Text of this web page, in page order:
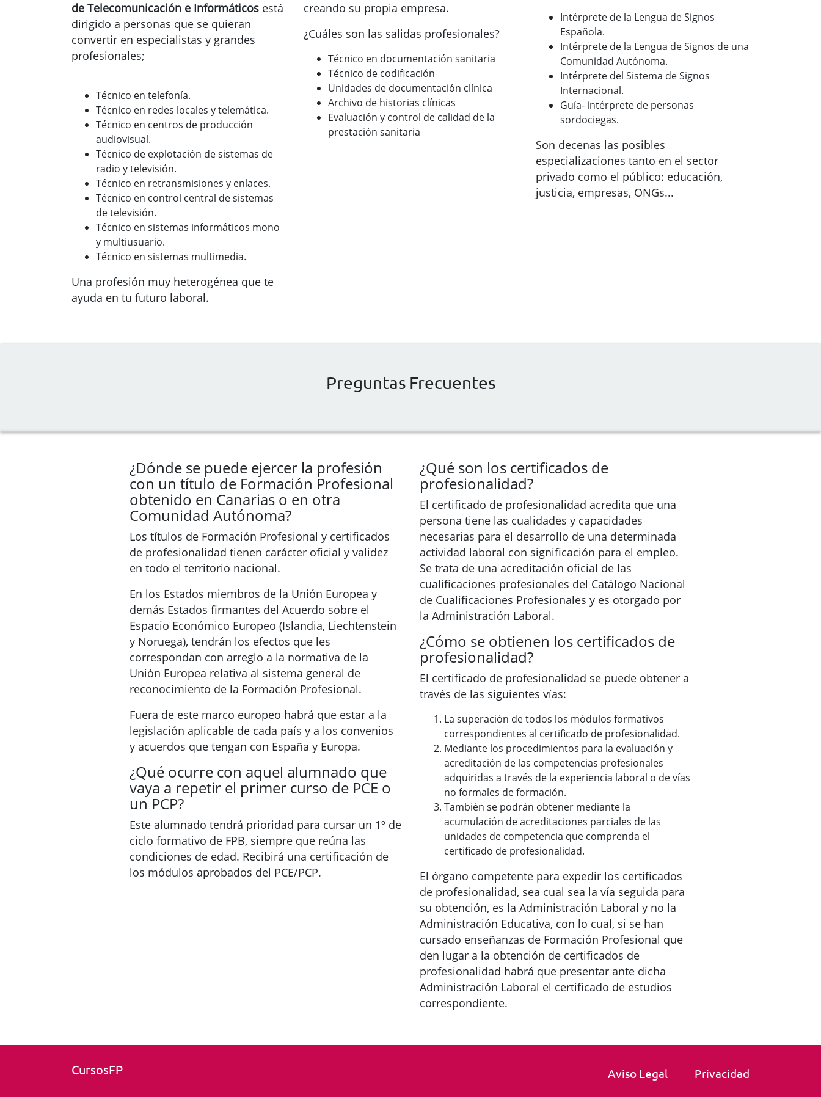
de Telecomunicación e Informáticos está
dirigido a personas que se quieran
convertir en especialistas y grandes
profesionales;
Técnico en telefonía.
Técnico en redes locales y telemática.
Técnico en centros de producción
audiovisual.
Técnico de explotación de sistemas de
radio y televisión.
Técnico en retransmisiones y enlaces.
Técnico en control central de sistemas
de televisión.
Técnico en sistemas informáticos mono
y multiusuario.
Técnico en sistemas multimedia.
Una profesión muy heterogénea que te
ayuda en tu futuro laboral.
creando su propia empresa.
¿Cuáles son las salidas profesionales?
Técnico en documentación sanitaria
Técnico de codificación
Unidades de documentación clínica
Archivo de historias clínicas
Evaluación y control de calidad de la
prestación sanitaria
Intérprete de la Lengua de Signos
Española.
Intérprete de la Lengua de Signos de una
Comunidad Autónoma.
Intérprete del Sistema de Signos
Internacional.
Guía- intérprete de personas
sordociegas.
Son decenas las posibles
especializaciones tanto en el sector
privado como el público: educación,
justicia, empresas, ONGs...
Preguntas Frecuentes
¿Dónde se puede ejercer la profesión
con un título de Formación Profesional
obtenido en Canarias o en otra
Comunidad Autónoma?
Los títulos de Formación Profesional y certificados
de profesionalidad tienen carácter oficial y validez
en todo el territorio nacional.
En los Estados miembros de la Unión Europea y
demás Estados firmantes del Acuerdo sobre el
Espacio Económico Europeo (Islandia, Liechtenstein
y Noruega), tendrán los efectos que les
correspondan con arreglo a la normativa de la
Unión Europea relativa al sistema general de
reconocimiento de la Formación Profesional.
Fuera de este marco europeo habrá que estar a la
legislación aplicable de cada país y a los convenios
y acuerdos que tengan con España y Europa.
¿Qué ocurre con aquel alumnado que
vaya a repetir el primer curso de PCE o
un PCP?
Este alumnado tendrá prioridad para cursar un 1º de
ciclo formativo de FPB, siempre que reúna las
condiciones de edad. Recibirá una certificación de
los módulos aprobados del PCE/PCP.
¿Qué son los certificados de
profesionalidad?
El certificado de profesionalidad acredita que una
persona tiene las cualidades y capacidades
necesarias para el desarrollo de una determinada
actividad laboral con significación para el empleo.
Se trata de una acreditación oficial de las
cualificaciones profesionales del Catálogo Nacional
de Cualificaciones Profesionales y es otorgado por
la Administración Laboral.
¿Cómo se obtienen los certificados de
profesionalidad?
El certificado de profesionalidad se puede obtener a
través de las siguientes vías:
La superación de todos los módulos formativos
correspondientes al certificado de profesionalidad.
Mediante los procedimientos para la evaluación y
acreditación de las competencias profesionales
adquiridas a través de la experiencia laboral o de vías
no formales de formación.
También se podrán obtener mediante la
acumulación de acreditaciones parciales de las
unidades de competencia que comprenda el
certificado de profesionalidad.
El órgano competente para expedir los certificados
de profesionalidad, sea cual sea la vía seguida para
su obtención, es la Administración Laboral y no la
Administración Educativa, con lo cual, si se han
cursado enseñanzas de Formación Profesional que
den lugar a la obtención de certificados de
profesionalidad habrá que presentar ante dicha
Administración Laboral el certificado de estudios
correspondiente.
CursosFP Aviso Legal Privacidad